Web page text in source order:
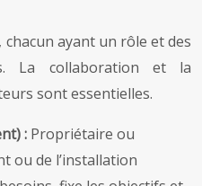
chacun ayant un rôle et des
La collaboration et la
sont essentielles.
: Propriétaire ou
ou de l’installation